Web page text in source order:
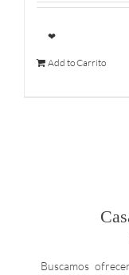
❤
Add to Carrito
Buscamos